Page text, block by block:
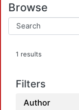
Browse
1 results
Filters
Author